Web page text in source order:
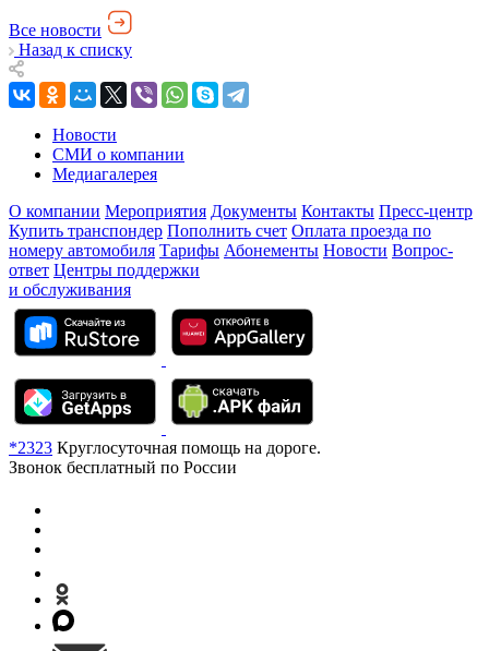
Все новости
Назад к списку
Новости
СМИ о компании
Медиагалерея
О компании Мероприятия Документы Контакты Пресс-центр
Купить транспондер Пополнить счет Оплата проезда по
номеру автомобиля Тарифы Абонементы Новости Вопрос-
ответ Центры поддержки
и обслуживания
*2323 Круглосуточная помощь на дороге.
Звонок бесплатный по России